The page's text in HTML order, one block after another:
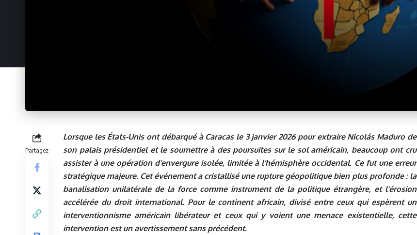
Partagez
Lorsque les États-Unis ont débarqué à Caracas le 3 janvier 2026 pour extraire Nicolás Maduro de
son palais présidentiel et le soumettre à des poursuites sur le sol américain, beaucoup ont cru
assister à une opération d’envergure isolée, limitée à l’hémisphère occidental. Ce fut une erreur
stratégique majeure. Cet événement a cristallisé une rupture géopolitique bien plus profonde : la
banalisation unilatérale de la force comme instrument de la politique étrangère, et l’érosion
accélérée du droit international. Pour le continent africain, divisé entre ceux qui espèrent un
interventionnisme américain libérateur et ceux qui y voient une menace existentielle, cette
intervention est un avertissement sans précédent.